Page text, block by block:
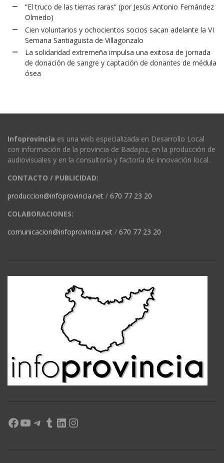
“El truco de las tierras raras” (por Jesús Antonio Fernández
Olmedo)
Cien voluntarios y ochocientos socios sacan adelante la VI
Semana Santiaguista de Villagonzalo
La solidaridad extremeña impulsa una exitosa de jornada
de donación de sangre y captación de donantes de médula
ósea
Infoprovincia es una web especializada en Desarrollo Local
con información de la provincia de Badajoz, en la producción de
audiovisuales y en la consultoría y factoría de innovación local.
CONTACTO / PUBLICIDAD:
produccion@infoprovincia.net / 670 77 23 20
COLABORACIONES:
comunicacion@infoprovincia.net / 670 77 23 20
Facebook
YouTube
Telegram
Tumblr
LinkedIn
Instagram